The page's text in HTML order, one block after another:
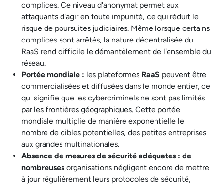
complices. Ce niveau d'anonymat permet aux
attaquants d'agir en toute impunité, ce qui réduit le
risque de poursuites judiciaires. Même lorsque certains
complices sont arrêtés, la nature décentralisée du
RaaS rend difficile le démantèlement de l'ensemble du
réseau.
Portée mondiale : les plateformes RaaS peuvent être
commercialisées et diffusées dans le monde entier, ce
qui signifie que les cybercriminels ne sont pas limités
par les frontières géographiques. Cette portée
mondiale multiplie de manière exponentielle le
nombre de cibles potentielles, des petites entreprises
aux grandes multinationales.
Absence de mesures de sécurité adéquates : de
nombreuses organisations négligent encore de mettre
à jour régulièrement leurs protocoles de sécurité,